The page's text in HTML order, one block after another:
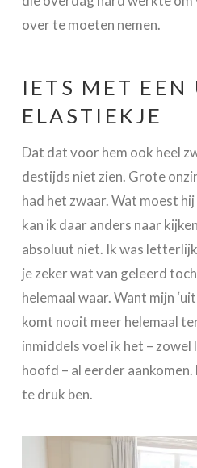
over te moeten nemen.
IETS MET EEN
ELASTIEKJE
Dat dat voor hem ook heel
destijds niet zien. Grote
had het zwaar. Wat moest
kan ik daar anders naar
absoluut niet. Ik was letterlijk
je zeker wat van geleerd
helemaal waar. Want mijn
komt nooit meer helemaal
inmiddels voel ik het – zowel
hoofd – al eerder
te druk ben.